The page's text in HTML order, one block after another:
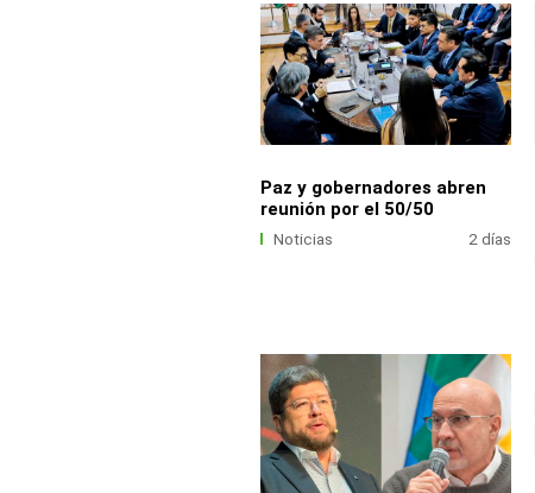
Paz y gobernadores abren
reunión por el 50/50
Noticias 2 días